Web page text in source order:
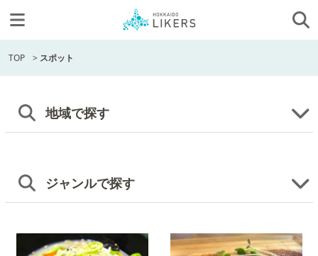
TOP > スポット
地域で探す
ジャンルで探す